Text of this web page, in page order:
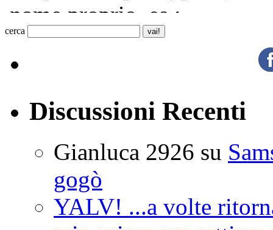
cerca
Discussioni Recenti
Gianluca 2926 su
gogò
YALV! ...a volte